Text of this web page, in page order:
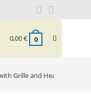
0,00€ 0 Toggle
website
Grille and Headlights